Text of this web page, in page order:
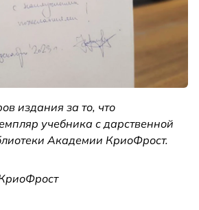
издания за то, что
учебника с дарственной
Академии КриоФрост.